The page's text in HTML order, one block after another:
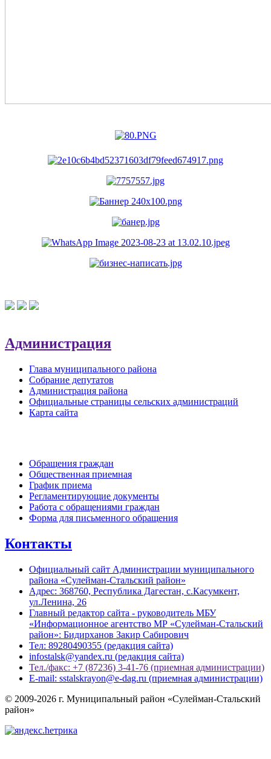
Администрация
Глава муниципального района
Собрание депутатов
Администрация района
Официальные страницы сельских администраций
Карта сайта
Обращения граждан
Общественная приемная
График приема
Регламентирующие документы
Работа с обращениями граждан
Форма для письменного обращения
Контакты
Официальный сайт Администрации муниципального
района «Сулейман-Стальский район»
Адрес: 368760, Республика Дагестан, с.Касумкент,
ул.Ленина, 26
Главный редактор сайта - руководитель МБУ
«Информационное агентство МР «Сулейман-Стальский
район»: Бидирханов Закир Сабирович
Тел: 89280490355 (редакция сайта)
infostalsk@yandex.ru (редакция сайта)
Тел./факс: +7 (87236) 3-41-76 (приемная администрации)
E-mail: sstalskrayon@e-dag.ru (приемная администрации)
© 2009-2026 г. Муниципальный район «Сулейман-Стальский
район»